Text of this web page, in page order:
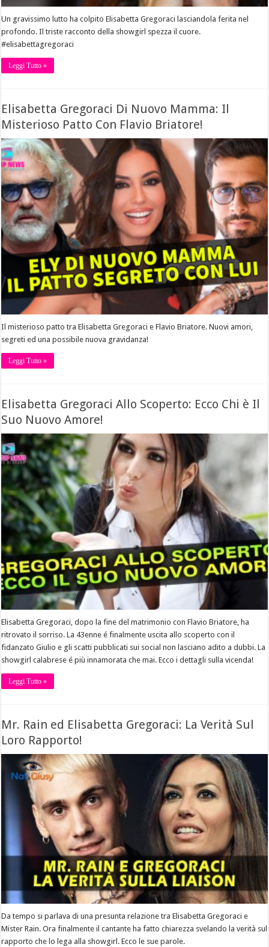
Un gravissimo lutto ha colpito Elisabetta Gregoraci lasciandola ferita nel
profondo. Il triste racconto della showgirl spezza il cuore.
#elisabettagregoraci
Leggi Tutto »
Elisabetta Gregoraci Di Nuovo Mamma: Il
Misterioso Patto Con Flavio Briatore!
Il misterioso patto tra Elisabetta Gregoraci e Flavio Briatore. Nuovi amori,
segreti ed una possibile nuova gravidanza!
Leggi Tutto »
Elisabetta Gregoraci Allo Scoperto: Ecco Chi è Il
Suo Nuovo Amore!
Elisabetta Gregoraci, dopo la fine del matrimonio con Flavio Briatore, ha
ritrovato il sorriso. La 43enne é finalmente uscita allo scoperto con il
fidanzato Giulio e gli scatti pubblicati sui social non lasciano adito a dubbi. La
showgirl calabrese é più innamorata che mai. Ecco i dettagli sulla vicenda!
Leggi Tutto »
Mr. Rain ed Elisabetta Gregoraci: La Verità Sul
Loro Rapporto!
Da tempo si parlava di una presunta relazione tra Elisabetta Gregoraci e
Mister Rain. Ora finalmente il cantante ha fatto chiarezza svelando la verità sul
rapporto che lo lega alla showgirl. Ecco le sue parole.